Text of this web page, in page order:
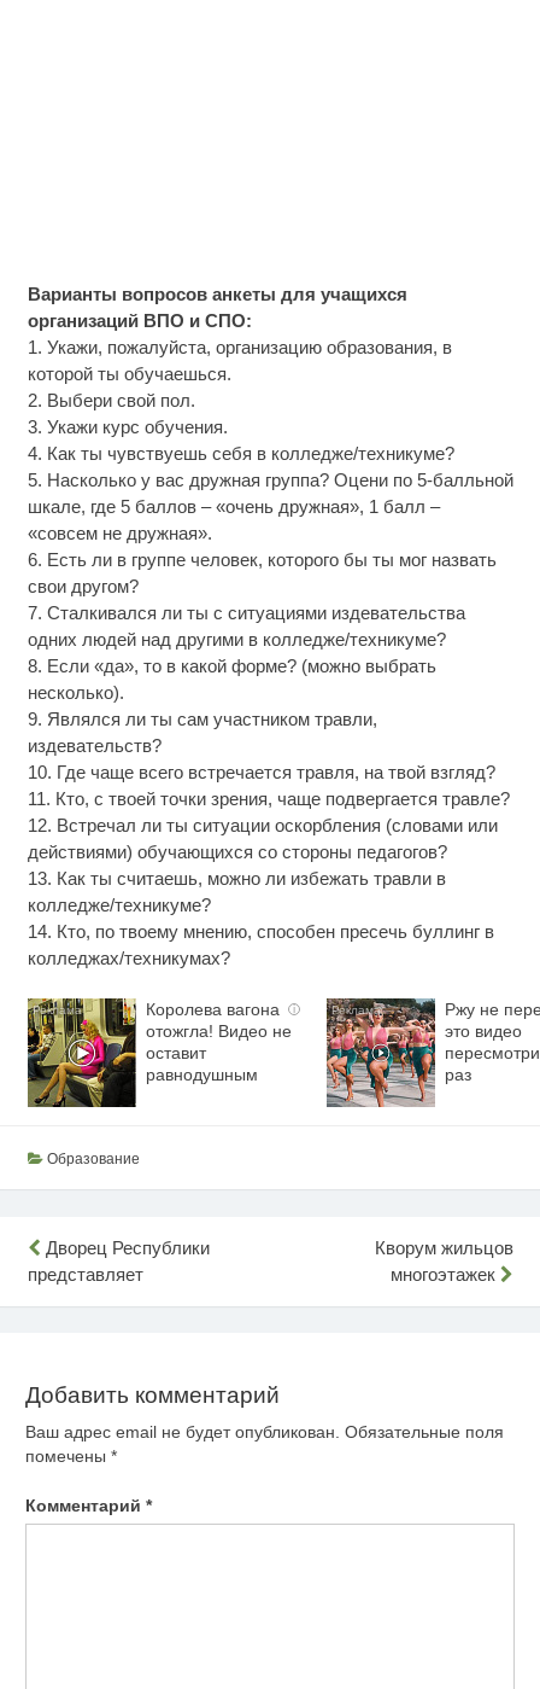
Варианты вопросов анкеты для учащихся
организаций ВПО и СПО:
1. Укажи, пожалуйста, организацию образования, в
которой ты обучаешься.
2. Выбери свой пол.
3. Укажи курс обучения.
4. Как ты чувствуешь себя в колледже/техникуме?
5. Насколько у вас дружная группа? Оцени по 5-балльной
шкале, где 5 баллов – «очень дружная», 1 балл –
«совсем не дружная».
6. Есть ли в группе человек, которого бы ты мог назвать
свои другом?
7. Сталкивался ли ты с ситуациями издевательства
одних людей над другими в колледже/техникуме?
8. Если «да», то в какой форме? (можно выбрать
несколько).
9. Являлся ли ты сам участником травли,
издевательств?
10. Где чаще всего встречается травля, на твой взгляд?
11. Кто, с твоей точки зрения, чаще подвергается травле?
12. Встречал ли ты ситуации оскорбления (словами или
действиями) обучающихся со стороны педагогов?
13. Как ты считаешь, можно ли избежать травли в
колледже/техникуме?
14. Кто, по твоему мнению, способен пресечь буллинг в
колледжах/техникумах?
i
Королева вагона
отожгла! Видео не
оставит
равнодушным
Ржу не
это видео
раз
Образование
Навигация
по
Дворец Республики
представляет
Кворум жильцов
многоэтажек
Добавить комментарий
Ваш адрес email не будет опубликован. Обязательные поля
помечены *
Комментарий *